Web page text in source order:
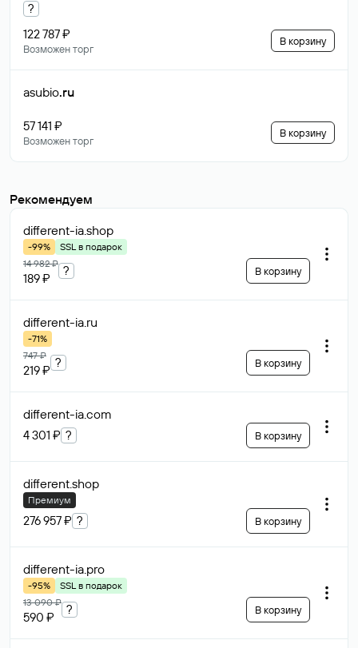
?
122 787 ₽
Возможен торг
В корзину
asubio.ru
57 141 ₽
Возможен торг
В корзину
Рекомендуем
different-ia.shop
-99%
SSL в подарок
14 982 ₽
189 ₽
? В корзину
different-ia.ru
-71%
747 ₽
219 ₽
? В корзину
different-ia.com
4 301 ₽ ? В корзину
different.shop
Премиум
276 957 ₽ ? В корзину
different-ia.pro
-95%
SSL в подарок
13 090 ₽
590 ₽
? В корзину